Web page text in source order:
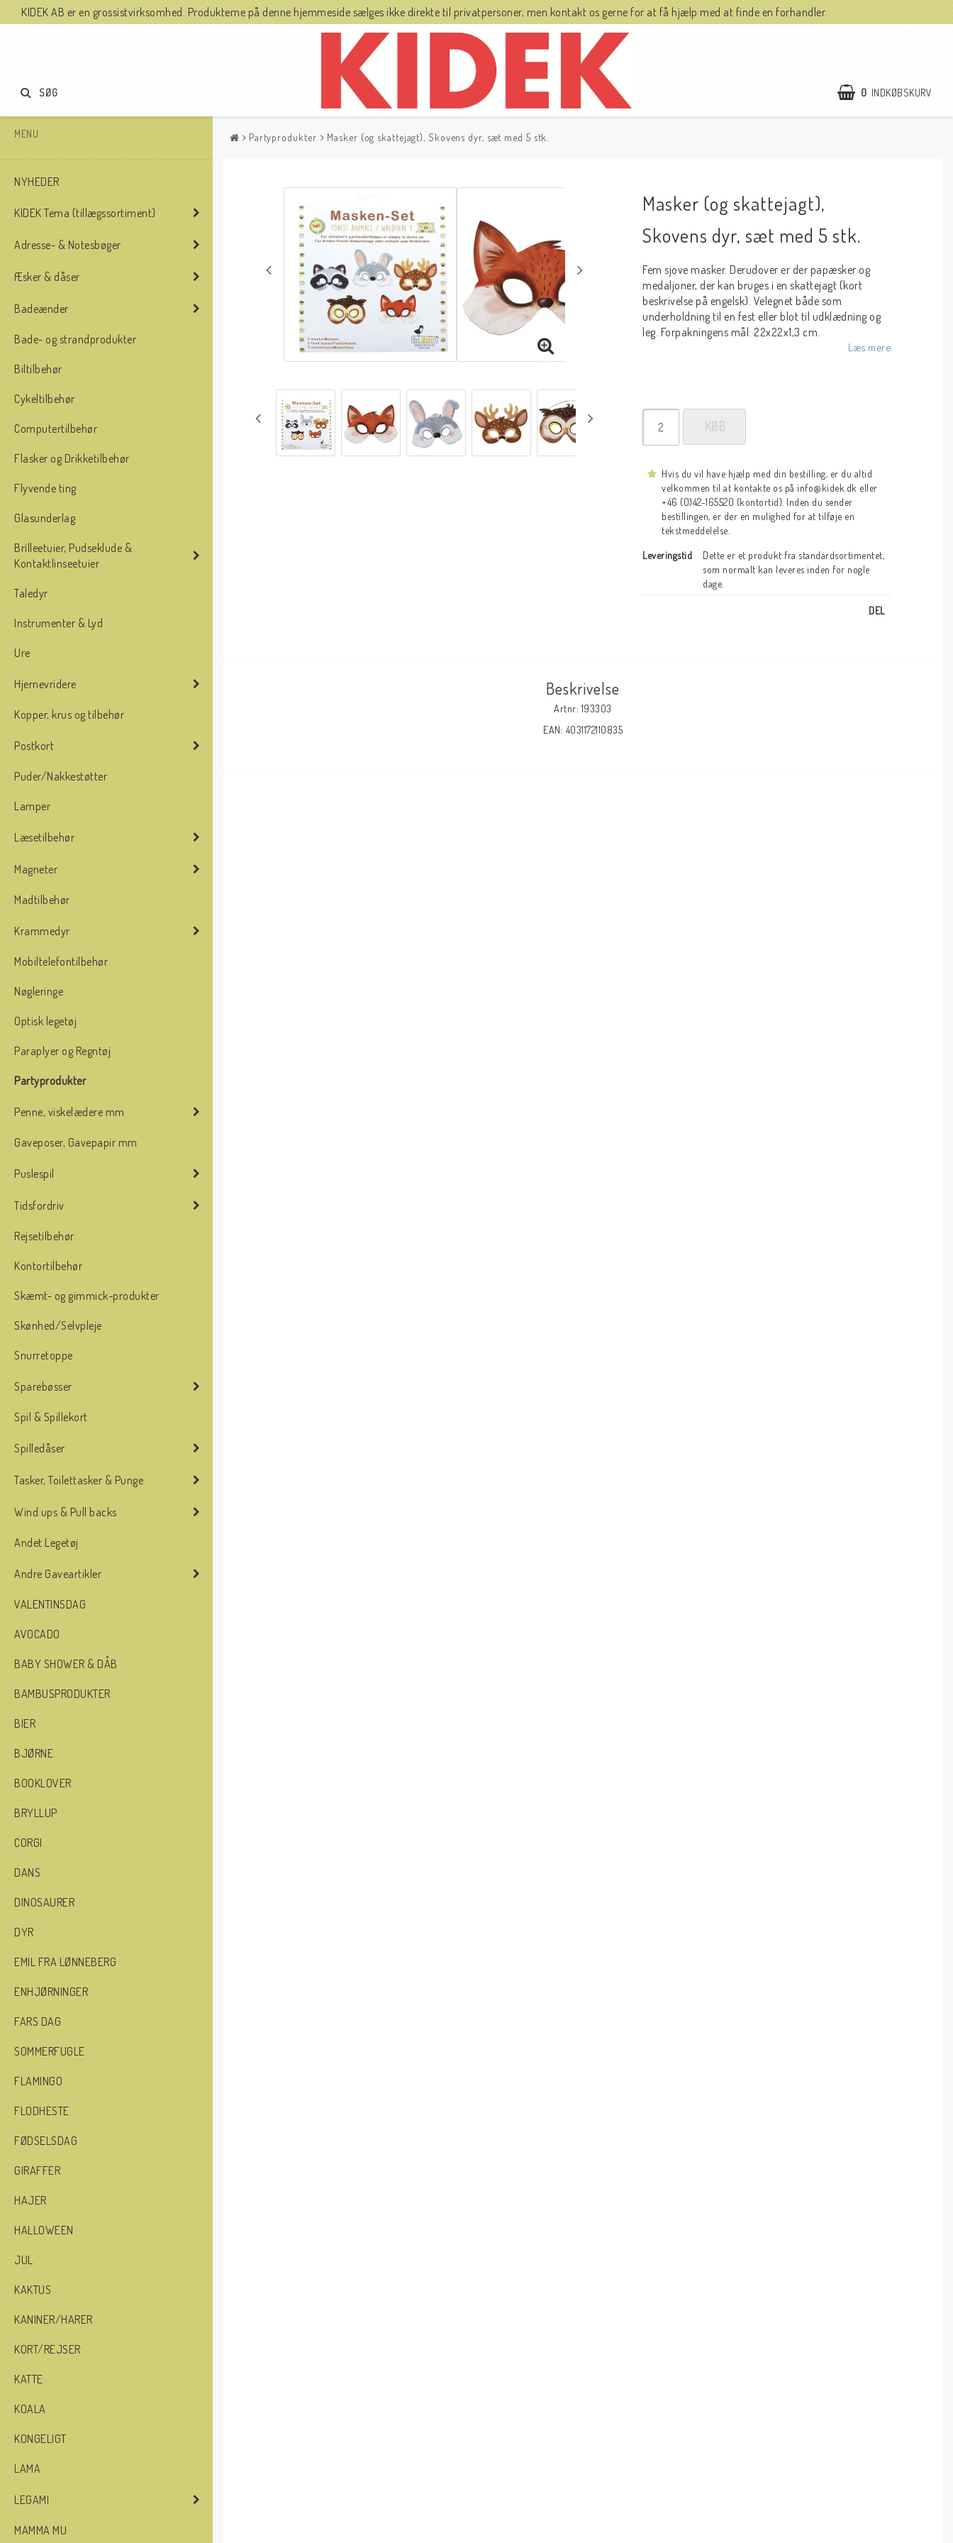
KIDEK AB er en grossistvirksomhed. Produkterne på denne hjemmeside sælges ikke direkte til privatpersoner, men kontakt os gerne for at få hjælp med at finde en forhandler.
0 INDKØBSKURV
SØG
MENU
NYHEDER
KIDEK Tema (tillægssortiment)
Adresse- & Notesbøger
Æsker & dåser
Badeænder
Bade- og strandprodukter
Biltilbehør
Cykeltilbehør
Computertilbehør
Flasker og Drikketilbehør
Flyvende ting
Glasunderlag
Brilleetuier, Pudseklude &
Kontaktlinseetuier
Taledyr
Instrumenter & Lyd
Ure
Hjernevridere
Kopper, krus og tilbehør
Postkort
Puder/Nakkestøtter
Lamper
Læsetilbehør
Magneter
Madtilbehør
Krammedyr
Mobiltelefontilbehør
Nøgleringe
Optisk legetøj
Paraplyer og Regntøj
Partyprodukter
Penne, viskelædere mm
Gaveposer, Gavepapir mm
Puslespil
Tidsfordriv
Rejsetilbehør
Kontortilbehør
Skæmt- og gimmick-produkter
Skønhed/Selvpleje
Snurretoppe
Sparebøsser
Spil & Spillekort
Spilledåser
Tasker, Toilettasker & Punge
Wind ups & Pull backs
Andet Legetøj
Andre Gaveartikler
VALENTINSDAG
AVOCADO
BABY SHOWER & DÅB
BAMBUSPRODUKTER
BIER
BJØRNE
BOOKLOVER
BRYLLUP
CORGI
DANS
DINOSAURER
DYR
EMIL FRA LØNNEBERG
ENHJØRNINGER
FARS DAG
SOMMERFUGLE
FLAMINGO
FLODHESTE
FØDSELSDAG
GIRAFFER
HAJER
HALLOWEEN
JUL
KAKTUS
KANINER/HARER
KORT/REJSER
KATTE
KOALA
KONGELIGT
LAMA
LEGAMI
MAMMA MU
Partyprodukter Masker (og skattejagt), Skovens dyr, sæt med 5 stk.
Masker (og skattejagt),
Skovens dyr, sæt med 5 stk.
Fem sjove masker. Derudover er der papæsker og
medaljoner, der kan bruges i en skattejagt (kort
beskrivelse på engelsk). Velegnet både som
underholdning til en fest eller blot til udklædning og
leg. Forpakningens mål: 22x22x1,3 cm.
Læs mere.
KØB
Hvis du vil have hjælp med din bestilling, er du altid
velkommen til at kontakte os på info@kidek.dk eller
+46 (0)42-165520 (kontortid). Inden du sender
bestillingen, er der en mulighed for at tilføje en
tekstmeddelelse.
Leveringstid
Dette er et produkt fra standardsortimentet,
som normalt kan leveres inden for nogle
dage.
DEL
Beskrivelse
Artnr: 193303
EAN: 4031172110835